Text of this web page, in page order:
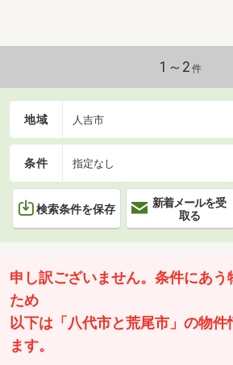
1～2 件
地域 人吉市
条件 指定なし
検索条件を保存
新着メールを受
取る
申し訳ございません。条件にあう
ため
以下は「八代市と荒尾市」の物件
ます。